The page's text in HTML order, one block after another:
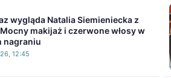
wygląda Natalia Siemieniecka z
makijaż i czerwone włosy w
nagraniu
12:45